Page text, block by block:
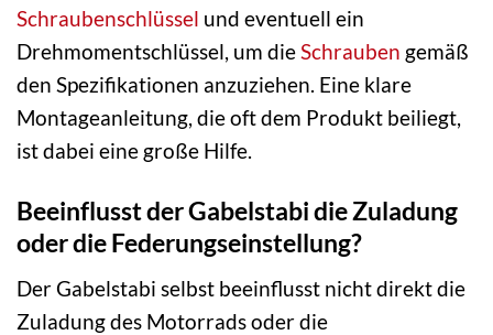
Schraubenschlüssel und eventuell ein
Drehmomentschlüssel, um dieSchrauben gemäß
den Spezifikationen anzuziehen. Eine klare
Montageanleitung, die oft dem Produkt beiliegt,
ist dabei eine große Hilfe.
Beeinflusst der Gabelstabi die Zuladung
oder die Federungseinstellung?
Der Gabelstabi selbst beeinflusst nicht direkt die
Zuladung des Motorrads oder die